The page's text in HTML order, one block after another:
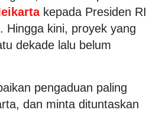
kepada Presiden RI
Hingga kini, proyek yang
dekade lalu belum
pengaduan paling
dan minta dituntaskan